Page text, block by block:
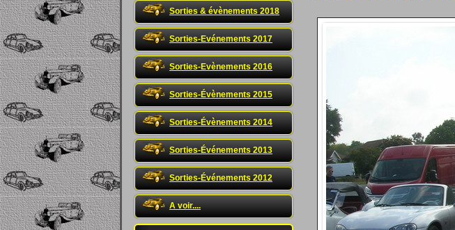
Sorties & évènements 2018
Sorties-Evénements 2017
Sorties-Evènements 2016
Sorties-Évènements 2015
Sorties-Évènements 2014
Sorties-Événements 2013
Sorties-Événements 2012
A voir....